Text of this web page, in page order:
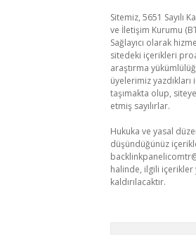
Sitemiz, 5651 Sayılı
ve İletişim Kurumu
Sağlayıcı olarak
sitedeki içerikleri
araştırma
üyelerimiz
taşımakta olup,
etmiş sayılırlar.
Hukuka ve yasal
düşündüğünüz
halinde, ilgili
kaldırılacaktır.